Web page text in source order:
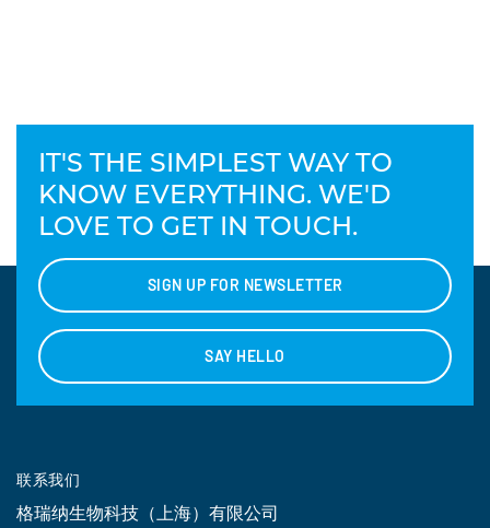
IT'S THE SIMPLEST WAY TO
KNOW EVERYTHING. WE'D
LOVE TO GET IN TOUCH.
SIGN UP FOR NEWSLETTER
SAY HELLO
联系我们
格瑞纳生物科技（上海）有限公司